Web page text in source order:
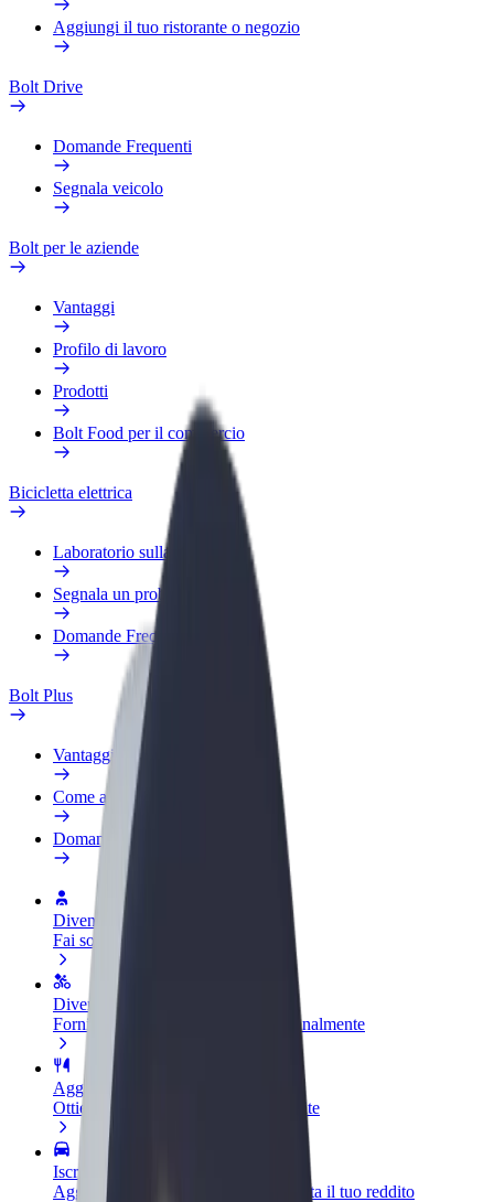
Aggiungi il tuo ristorante o negozio
Bolt Drive
Domande Frequenti
Segnala veicolo
Bolt per le aziende
Vantaggi
Profilo di lavoro
Prodotti
Bolt Food per il commercio
Bicicletta elettrica
Laboratorio sulla Sicurezza
Segnala un problema
Domande Frequenti
Bolt Plus
Vantaggi
Come aderire
Domande Frequenti
Diventa un driver
Fai soldi alle tue condizioni
Diventa un autista Bolt
Fornisci cibo e ricevi pagato settimanalmente
Aggiungi il tuo ristorante o negozio
Ottieni più clienti e aumenta le vendite
Iscriviti come proprietario della flotta
Aggiungi la tua flotta a Bolt e aumenta il tuo reddito